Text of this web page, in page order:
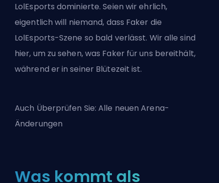
LolEsports dominierte. Seien wir ehrlich,
eigentlich will niemand, dass Faker die
LolEsports-Szene so bald verlässt. Wir alle sind
hier, um zu sehen, was Faker für uns bereithält,
während er in seiner Blütezeit ist.
Auch Überprüfen Sie:Alle neuen Arena-
Änderungen
Was kommt als